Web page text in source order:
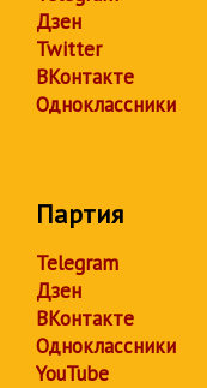
Дзен
Twitter
ВКонтакте
Одноклассники
Партия
Telegram
Дзен
ВКонтакте
Одноклассники
YouTube